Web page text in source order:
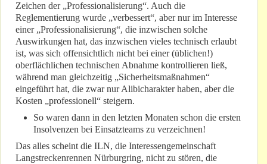
Zeichen der „Professionalisierung“. Auch die
Reglementierung wurde „verbessert“, aber nur im Interesse
einer „Professionalisierung“, die inzwischen solche
Auswirkungen hat, das inzwischen vieles technisch erlaubt
ist, was sich offensichtlich nicht bei einer (üblichen!)
oberflächlichen technischen Abnahme kontrollieren ließ,
während man gleichzeitig „Sicherheitsmaßnahmen“
eingeführt hat, die zwar nur Alibicharakter haben, aber die
Kosten „professionell“ steigern.
So waren dann in den letzten Monaten schon die ersten
Insolvenzen bei Einsatzteams zu verzeichnen!
Das alles scheint die ILN, die Interessengemeinschaft
Langstreckenrennen Nürburgring, nicht zu stören, die